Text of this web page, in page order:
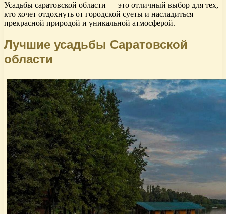
Усадьбы саратовской области — это отличный выбор для тех,
кто хочет отдохнуть от городской суеты и насладиться
прекрасной природой и уникальной атмосферой.
Лучшие усадьбы Саратовской
области